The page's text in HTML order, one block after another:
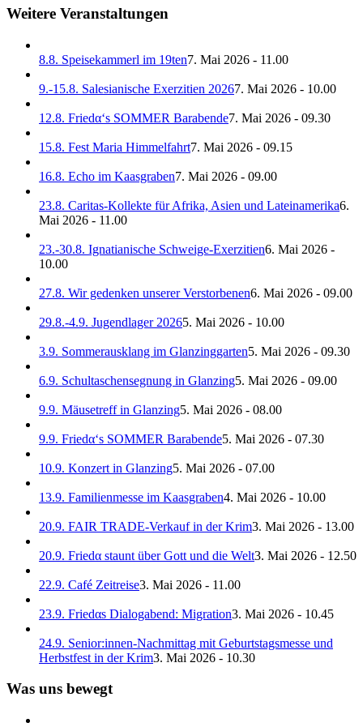
Weitere Veranstaltungen
8.8. Speisekammerl im 19ten7. Mai 2026 - 11.00
9.-15.8. Salesianische Exerzitien 20267. Mai 2026 - 10.00
12.8. Friedα‘s SOMMER Barabende7. Mai 2026 - 09.30
15.8. Fest Maria Himmelfahrt7. Mai 2026 - 09.15
16.8. Echo im Kaasgraben7. Mai 2026 - 09.00
23.8. Caritas-Kollekte für Afrika, Asien und Lateinamerika6.
Mai 2026 - 11.00
23.-30.8. Ignatianische Schweige-Exerzitien6. Mai 2026 -
10.00
27.8. Wir gedenken unserer Verstorbenen6. Mai 2026 - 09.00
29.8.-4.9. Jugendlager 20265. Mai 2026 - 10.00
3.9. Sommerausklang im Glanzinggarten5. Mai 2026 - 09.30
6.9. Schultaschensegnung in Glanzing5. Mai 2026 - 09.00
9.9. Mäusetreff in Glanzing5. Mai 2026 - 08.00
9.9. Friedα‘s SOMMER Barabende5. Mai 2026 - 07.30
10.9. Konzert in Glanzing5. Mai 2026 - 07.00
13.9. Familienmesse im Kaasgraben4. Mai 2026 - 10.00
20.9. FAIR TRADE-Verkauf in der Krim3. Mai 2026 - 13.00
20.9. Friedα staunt über Gott und die Welt3. Mai 2026 - 12.50
22.9. Café Zeitreise3. Mai 2026 - 11.00
23.9. Friedαs Dialogabend: Migration3. Mai 2026 - 10.45
24.9. Senior:innen-Nachmittag mit Geburtstagsmesse und
Herbstfest in der Krim3. Mai 2026 - 10.30
Was uns bewegt